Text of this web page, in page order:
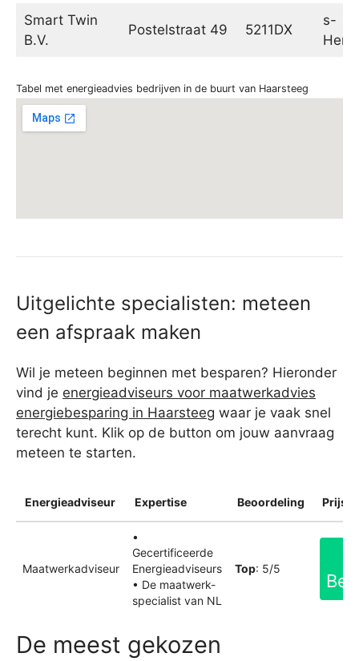
Smart Twin
B.V.
Postelstraat 49 5211DX
s-
Tabel met energieadvies bedrijven in de buurt van Haarsteeg
Uitgelichte specialisten: meteen
een afspraak maken
Wil je meteen beginnen met besparen? Hieronder
vind je energieadviseurs voor maatwerkadvies
energiebesparing in Haarsteeg waar je vaak snel
terecht kunt. Klik op de button om jouw aanvraag
meteen te starten.
Energieadviseur Expertise Beoordeling
Maatwerkadviseur
•
Gecertificeerde
Energieadviseurs
• De maatwerk-
specialist van NL
Top: 5/5
De meest gekozen